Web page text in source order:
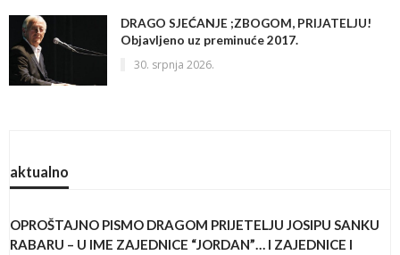
DRAGO SJEĆANJE ;ZBOGOM, PRIJATELJU!
Objavljeno uz preminuće 2017.
30. srpnja 2026.
aktualno
OPROŠTAJNO PISMO DRAGOM PRIJETELJU JOSIPU SANKU
RABARU – U IME ZAJEDNICE “JORDAN”… I ZAJEDNICE I